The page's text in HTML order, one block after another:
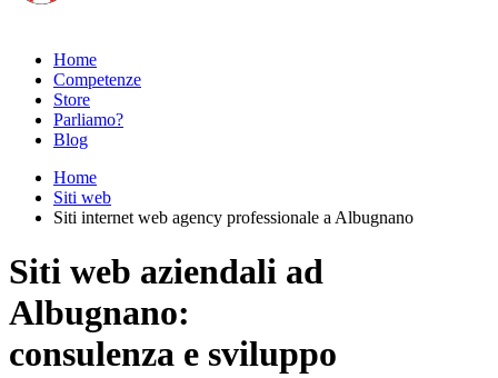
Home
Competenze
Store
Parliamo?
Blog
Home
Siti web
Siti internet web agency professionale a Albugnano
Siti web aziendali ad
Albugnano:
consulenza e sviluppo